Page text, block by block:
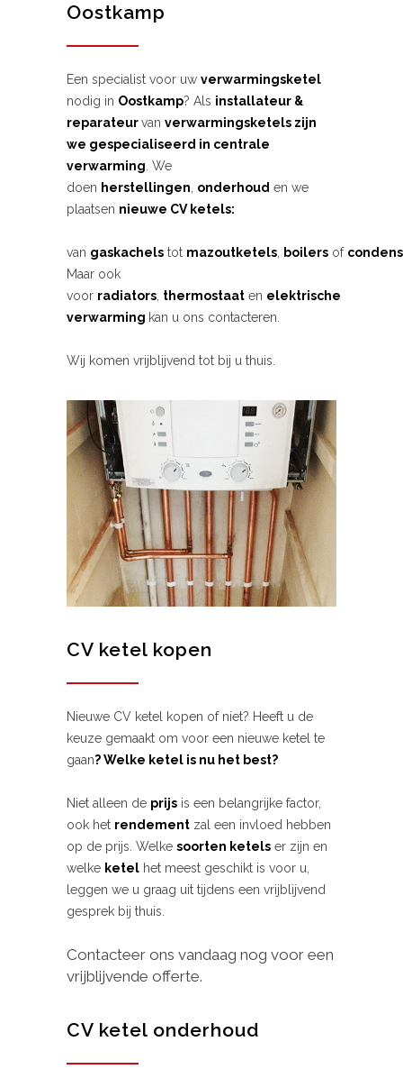
Oostkamp
Een specialist voor uw verwarmingsketel
nodig in Oostkamp? Als installateur &
reparateurvan verwarmingsketels zijn
we gespecialiseerd in centrale
verwarming . We
doen herstellingen onderhoud en we
plaatsen nieuwe CV ketels:
van gaskachels tot mazoutketels boilers of
Maar ook
voor radiators thermostaat en elektrische
verwarming kan u ons contacteren.
Wij komen vrijblijvend tot bij u thuis.
CV ketel kopen
Nieuwe CV ketel kopen of niet? Heeft u de
keuze gemaakt om voor een nieuwe ketel te
gaan? Welke ketel is nu het best?
Niet alleen de prijs is een belangrijke factor,
ook het rendement zal een invloed hebben
op de prijs. Welke soorten ketels er zijn en
welke ketel het meest geschikt is voor u,
leggen we u graag uit tijdens een vrijblijvend
gesprek bij thuis.
Contacteer ons vandaag nog voor een
vrijblijvende offerte.
CV ketel onderhoud